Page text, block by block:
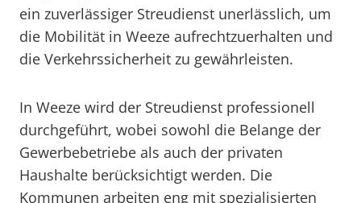
ein zuverlässiger Streudienst unerlässlich, um
die Mobilität in Weeze aufrechtzuerhalten und
die Verkehrssicherheit zu gewährleisten.
In Weeze wird der Streudienst professionell
durchgeführt, wobei sowohl die Belange der
Gewerbebetriebe als auch der privaten
Haushalte berücksichtigt werden. Die
Kommunen arbeiten eng mit spezialisierten